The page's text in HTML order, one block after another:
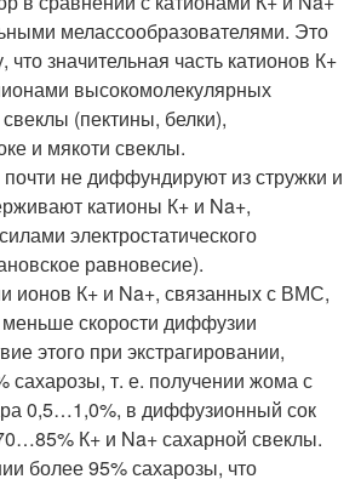
мелассообразователями. Это
что значительная часть катионов К+
высокомолекулярных
(пектины, белки),
и мякоти свеклы.
не диффундируют из стружки и
катионы К+ и Na+,
электростатического
равновесие).
ионов К+ и Na+, связанных с ВМС,
скорости диффузии
этого при экстрагировании,
т. е. получении жома с
0,5…1,0%, в диффузионный сок
К+ и Na+ сахарной свеклы.
более 95% сахарозы, что